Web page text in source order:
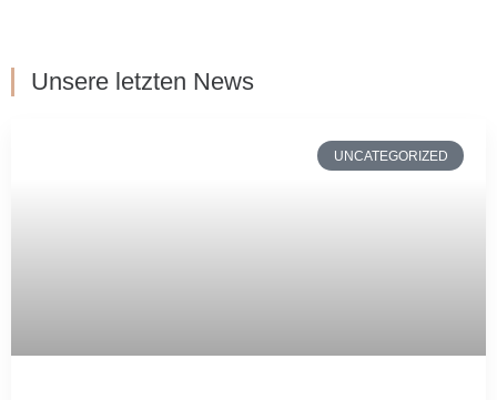
Unsere letzten News
UNCATEGORIZED